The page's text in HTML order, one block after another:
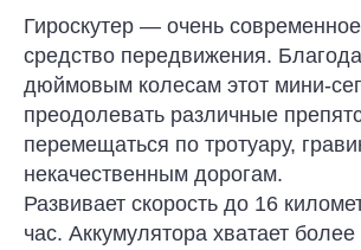
Гироскутер — очень
средство передвижения.
дюймовым колесам этот мини-
преодолевать различные
перемещаться по тротуару,
некачественным дорогам.
Развивает скорость до 16
час. Аккумулятора хватает